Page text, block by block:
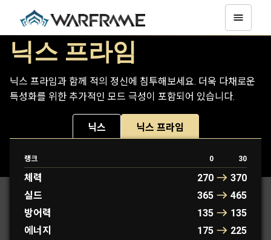
닉스 프라임
닉스 프라임과 함께 적의 정신에 침투해보세요. 더욱 다채로운
특성화를 위한 추가적인 모드 극성이 포함되어 있습니다.
닉스 닉스 프라임
랭크 0 30
체력 270
370
실드
365
465
방어력
135
135
에너지
175 225